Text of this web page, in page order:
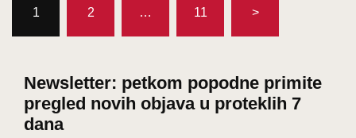
stranica
objava
1 2 … 11 >
Newsletter: petkom popodne primite
pregled novih objava u proteklih 7
dana